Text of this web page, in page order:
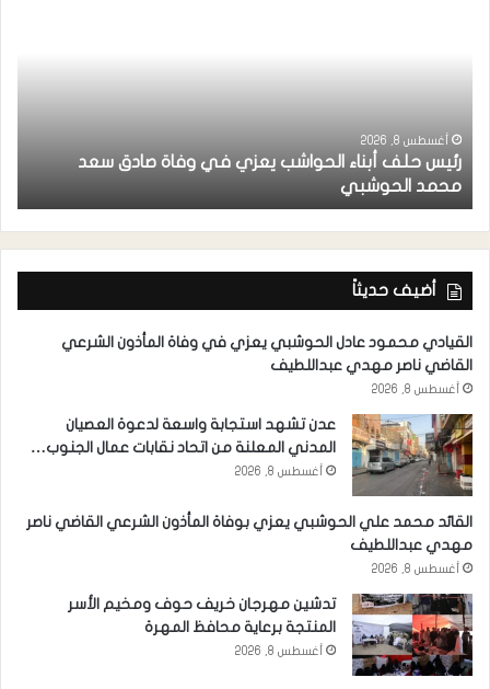
أغسطس 8, 2026
رئيس حلف أبناء الحواشب يعزي في وفاة صادق سعد
محمد الحوشبي
أضيف حديثاً
القيادي محمود عادل الحوشبي يعزي في وفاة المأذون الشرعي
القاضي ناصر مهدي عبداللطيف
أغسطس 8, 2026
عدن تشهد استجابة واسعة لدعوة العصيان
المدني المعلنة من اتحاد نقابات عمال الجنوب…
أغسطس 8, 2026
القائد محمد علي الحوشبي يعزي بوفاة المأذون الشرعي القاضي ناصر
مهدي عبداللطيف
أغسطس 8, 2026
تدشين مهرجان خريف حوف ومخيم الأسر
المنتجة برعاية محافظ المهرة
أغسطس 8, 2026